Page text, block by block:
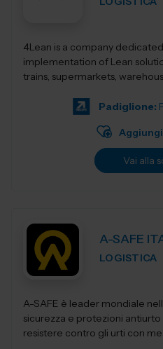
4Lean is a company
implementation of Lean
trains, supermarkets,
Padiglione:
Vai alla
A-SAFE
LOGISTICA
A-SAFE è leader mondiale
sicurezza e protezioni
resistere contro gli urti con